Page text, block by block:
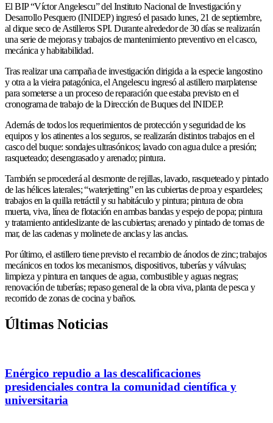
El BIP “Víctor Angelescu” del Instituto Nacional de Investigación y
Desarrollo Pesquero (INIDEP) ingresó el pasado lunes, 21 de septiembre,
al dique seco de Astilleros SPI. Durante alrededor de 30 días se realizarán
una serie de mejoras y trabajos de mantenimiento preventivo en el casco,
mecánica y habitabilidad.
Tras realizar una campaña de investigación dirigida a la especie langostino
y otra a la vieira patagónica, el Angelescu ingresó al astillero marplatense
para someterse a un proceso de reparación que estaba previsto en el
cronograma de trabajo de la Dirección de Buques del INIDEP.
Además de todos los requerimientos de protección y seguridad de los
equipos y los atinentes a los seguros, se realizarán distintos trabajos en el
casco del buque: sondajes ultrasónicos; lavado con agua dulce a presión;
rasqueteado; desengrasado y arenado; pintura.
También se procederá al desmonte de rejillas, lavado, rasqueteado y pintado
de las hélices laterales; “waterjetting” en las cubiertas de proa y espardeles;
trabajos en la quilla retráctil y su habitáculo y pintura; pintura de obra
muerta, viva, línea de flotación en ambas bandas y espejo de popa; pintura
y tratamiento antideslizante de las cubiertas; arenado y pintado de tomas de
mar, de las cadenas y molinete de anclas y las anclas.
Por último, el astillero tiene previsto el recambio de ánodos de zinc; trabajos
mecánicos en todos los mecanismos, dispositivos, tuberías y válvulas;
limpieza y pintura en tanques de agua, combustible y aguas negras;
renovación de tuberías; repaso general de la obra viva, planta de pesca y
recorrido de zonas de cocina y baños.
Últimas Noticias
Enérgico repudio a las descalificaciones
presidenciales contra la comunidad científica y
universitaria